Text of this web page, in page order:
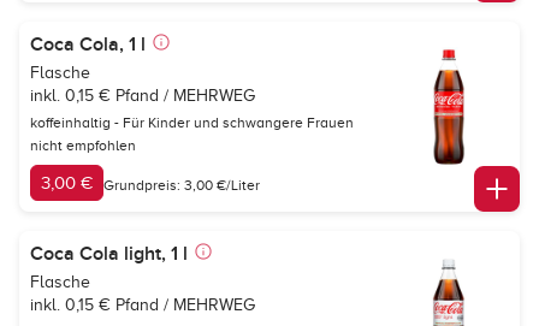
Coca Cola, 1 l
Flasche
inkl. 0,15 € Pfand / MEHRWEG
koffeinhaltig - Für Kinder und schwangere Frauen
nicht empfohlen
3,00 € Grundpreis: 3,00 €/Liter
Coca Cola light, 1 l
Flasche
inkl. 0,15 € Pfand / MEHRWEG